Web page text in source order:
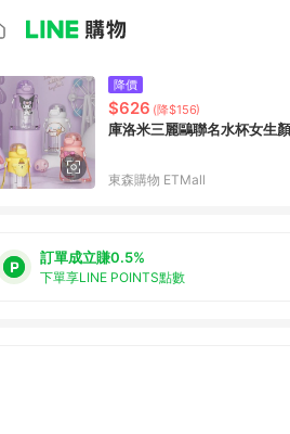
降價
$626 (降$156)
庫洛米三麗鷗聯名水杯女生
東森購物 ETMall
訂單成立賺0.5%
下單享LINE POINTS點數